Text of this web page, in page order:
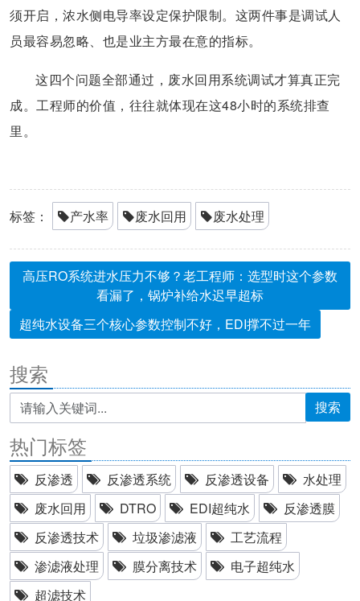
须开启，浓水侧电导率设定保护限制。这两件事是调试人
员最容易忽略、也是业主方最在意的指标。
这四个问题全部通过，废水回用系统调试才算真正完
成。工程师的价值，往往就体现在这48小时的系统排查
里。
标签： 产水率 废水回用 废水处理
高压RO系统进水压力不够？老工程师：选型时这个参数
看漏了，锅炉补给水迟早超标
超纯水设备三个核心参数控制不好，EDI撑不过一年
搜索
搜索
热门标签
反渗透 反渗透系统 反渗透设备
水处理
废水回用
DTRO EDI超纯水
反渗透膜
反渗透技术
垃圾渗滤液
工艺流程
渗滤液处理
膜分离技术
电子超纯水
超滤技术